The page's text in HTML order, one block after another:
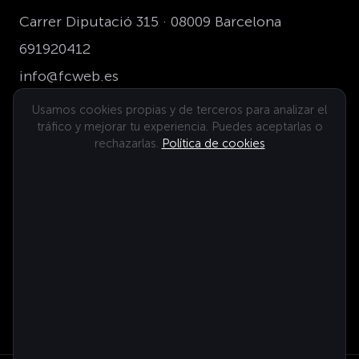
Carrer Diputació 315 · 08009 Barcelona
691920412
info@fcweb.es
Dónde estamos
Usamos cookies propias y de terceros para analizar el
tráfico y mejorar tu experiencia. Puedes aceptarlas o
rechazarlas. Política de cookies